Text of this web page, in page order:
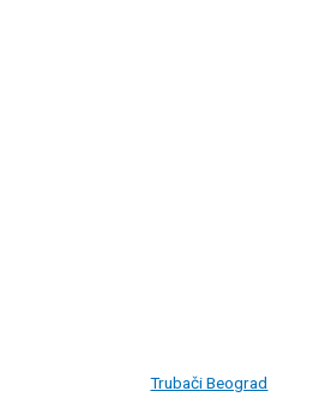
Trubači Beograd